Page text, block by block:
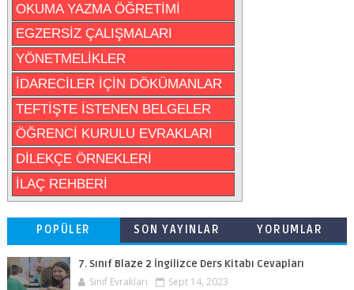
OKUMA YAZMA ÖĞRETİMİ
EGZERSİZ ÇALIŞMALARI
YÖNETMELİKLER
İDARECİLER İÇİN DÖKÜMANLAR
TEFTİŞTE İSTENEN BELGELER
ÖĞRENCİ KURULU EVRAKLARI
DİLEKÇE ÖRNEKLERİ
İLAÇ REHBERİ
POPÜLER SON YAYINLAR YORUMLAR
7. Sınıf Blaze 2 İngilizce Ders Kitabı Cevapları
Sınıf Evrakları Sept 14, 2023